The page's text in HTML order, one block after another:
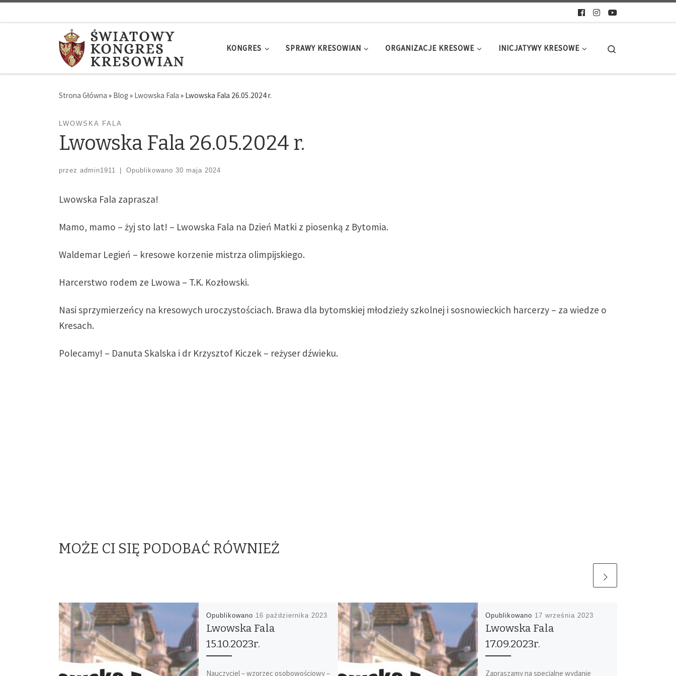
KONGRES SPRAWY KRESOWIAN ORGANIZACJE KRESOWE INICJATYWY KRESOWE
Strona Główna » Blog » Lwowska Fala » Lwowska Fala 26.05.2024 r.
LWOWSKA FALA
Lwowska Fala 26.05.2024 r.
przez admin1911 Opublikowano 30 maja 2024
Lwowska Fala zaprasza!
Mamo, mamo – żyj sto lat! – Lwowska Fala na Dzień Matki z piosenką z Bytomia.
Waldemar Legień – kresowe korzenie mistrza olimpijskiego.
Harcerstwo rodem ze Lwowa – T.K. Kozłowski.
Nasi sprzymierzeńcy na kresowych uroczystościach. Brawa dla bytomskiej młodzieży szkolnej i sosnowieckich harcerzy – za wiedze o
Kresach.
Polecamy! – Danuta Skalska i dr Krzysztof Kiczek – reżyser dźwieku.
MOŻE CI SIĘ PODOBAĆ RÓWNIEŻ
Opublikowano 16 października 2023
Lwowska Fala
15.10.2023r.
Nauczyciel – wzorzec osobowościowy –
Opublikowano 17 września 2023
Lwowska Fala
17.09.2023r.
Zapraszamy na specjalne wydanie